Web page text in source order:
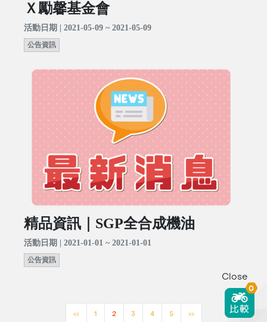
Ｘ勵馨基金會
活動日期 | 2021-05-09 ~ 2021-05-09
公告資訊
精品資訊｜SGP全合成機油
活動日期 | 2021-01-01 ~ 2021-01-01
公告資訊
<< 1 2 3 4 5 >>
Close
0